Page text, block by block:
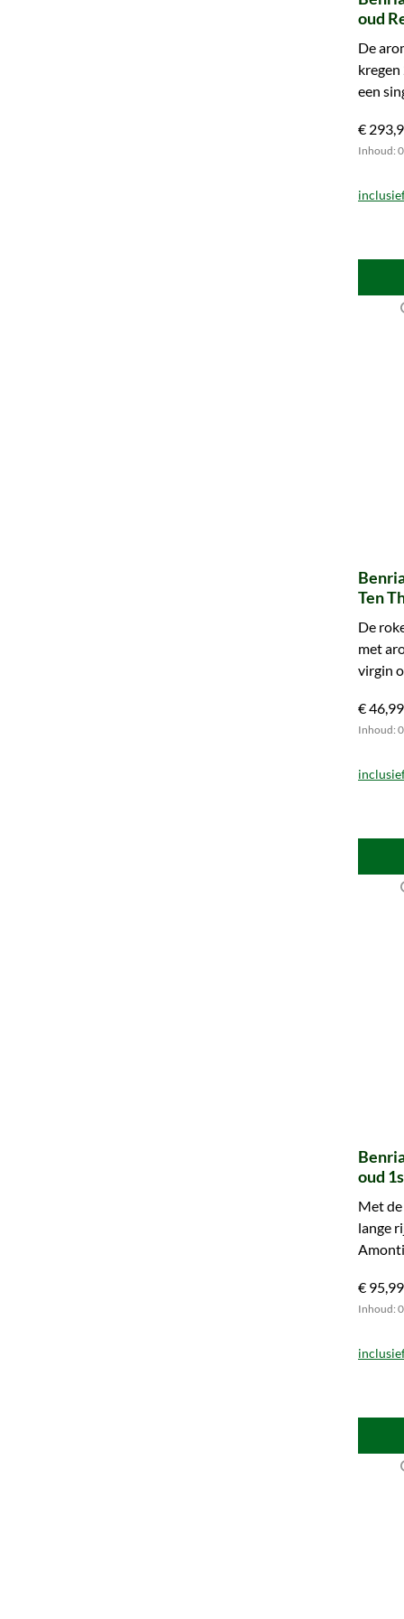
oud
De
een
€
Inhoud:
Ten
De
met
virgin
€ 46,99
Inhoud:
oud
Met
lange
€ 95,99
Inhoud: